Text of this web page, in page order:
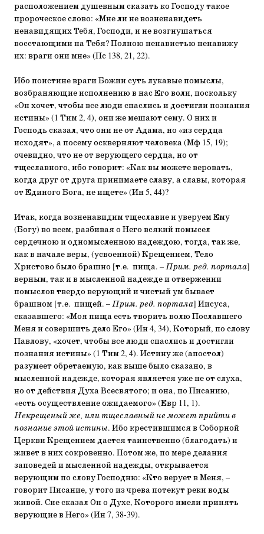
расположением душевным сказать ко Господу такое
пророческое слово: «Мне ли не возненавидеть
ненавидящих Тебя, Господи, и не возгнушаться
восстающими на Тебя? Полною ненавистью ненавижу
их: враги они мне» (Пс 138, 21, 22).
Ибо поистине враги Божии суть лукавые помыслы,
возбраняющие исполнению в нас Его воли, поскольку
«Он хочет, чтобы все люди спаслись и достигли познания
истины» (1 Тим 2, 4), они же мешают сему. О них и
Господь сказал, что они не от Адама, но «из сердца
исходят», а посему оскверняют человека (Мф 15, 19);
очевидно, что не от верующего сердца, но от
тщеславного, ибо говорит: «Как вы можете веровать,
когда друг от друга принимаете славу, а славы, которая
от Единого Бога, не ищете» (Ин 5, 44)?
Итак, когда возненавидим тщеславие и уверуем Ему
(Богу) во всем, разбивая о Него всякий помысел
сердечною и одномысленною надеждою, тогда, так же,
как в начале веры, (усвоенной) Крещением, Тело
Христово было брашно [т.е. пища. –Прим. ред. портала]
верным, так и в мысленной надежде и отвержении
помыслов твердо верующий и чистый ум бывает
брашном [т.е. пищей. –Прим. ред. портала] Иисуса,
сказавшего: «Моя пища есть творить волю Пославшего
Меня и совершить дело Его» (Ин 4, 34), Который, по слову
Павлову, «хочет, чтобы все люди спаслись и достигли
познания истины» (1 Тим 2, 4). Истину же (апостол)
разумеет обретаемую, как выше было сказано, в
мысленной надежде, которая является уже не от слуха,
но от действия Духа Всесвятого; и она, по Писанию,
«есть осуществление ожидаемого» (Евр 11, 1).
Некрещеный же, или тщеславный не может прийти в
познание этой истины. Ибо крестившимся в Соборной
Церкви Крещением дается таинственно (благодать) и
живет в них сокровенно. Потом же, по мере делания
заповедей и мысленной надежды, открывается
верующим по слову Господню: «Кто верует в Меня, –
говорит Писание, у того из чрева потекут реки воды
живой. Сие сказал Он о Духе, Которого имели принять
верующие в Него» (Ин 7, 38-39).